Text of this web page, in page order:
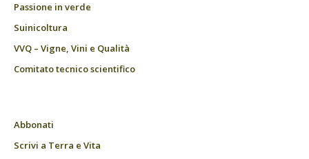
Passione in verde
Suinicoltura
VVQ – Vigne, Vini e Qualità
Comitato tecnico scientifico
Abbonati
Scrivi a Terra e Vita